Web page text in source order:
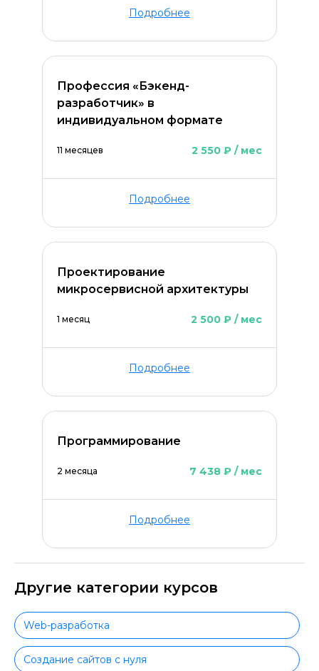
Подробнее
Профессия «Бэкенд-
разработчик» в
индивидуальном формате
11 месяцев 2 550 ₽ / мес
Подробнее
Проектирование
микросервисной архитектуры
1 месяц 2 500 ₽ / мес
Подробнее
Про­грам­ми­ро­ва­ние
2 месяца 7 438 ₽ / мес
Подробнее
Другие категории курсов
Web-разработка
Создание сайтов с нуля